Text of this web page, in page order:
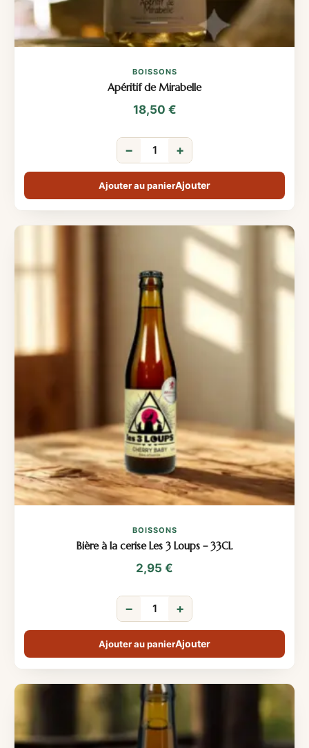
BOISSONS
Apéritif de Mirabelle
18,50 €
− +
Ajouter au panier
BOISSONS
Bière à la cerise Les 3 Loups – 33CL
2,95 €
− +
Ajouter au panier